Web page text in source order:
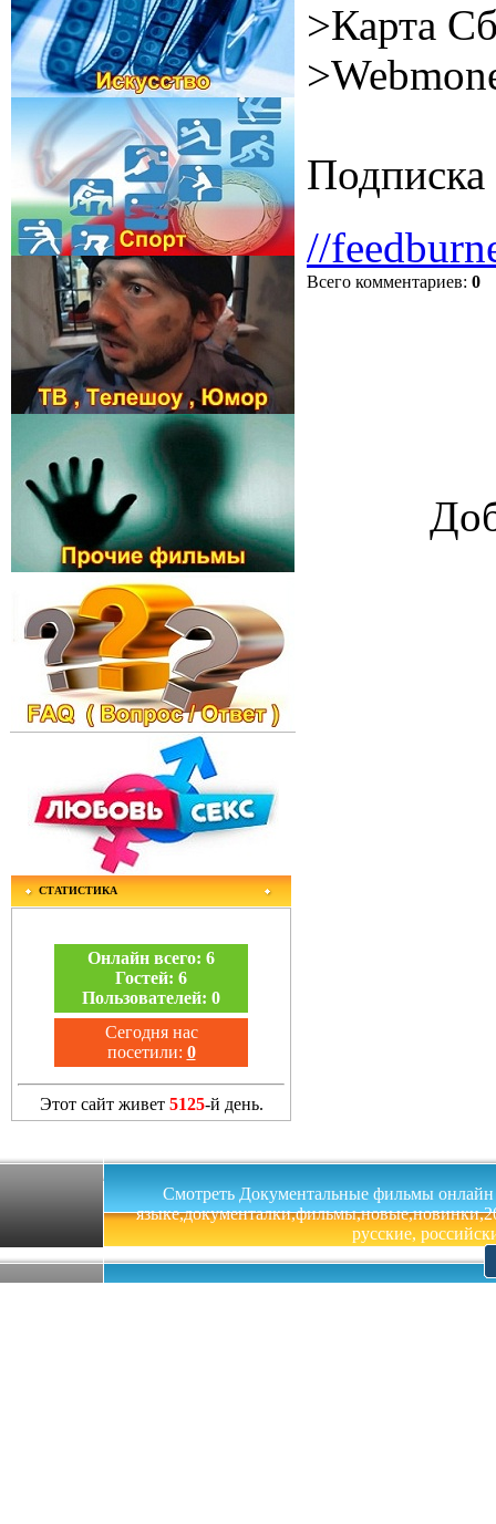
СТАТИСТИКА
Онлайн всего: 6
Гостей: 6
Пользователей: 0
Сегодня нас
посетили: 0
Этот сайт живет 5125-й день.
>Карта
Подписка
//
Всего комментариев: 0
Смотреть Документальные фильмы онлайн
русские,